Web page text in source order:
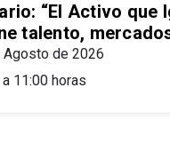
“El Activo que
talento,
Agosto de 2026
11:00 horas